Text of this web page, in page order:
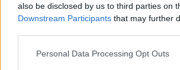
also be disclosed by us to third parties on
Downstream Participants that may further
Please note that this website/app uses one
Personal Data Processing Opt Outs